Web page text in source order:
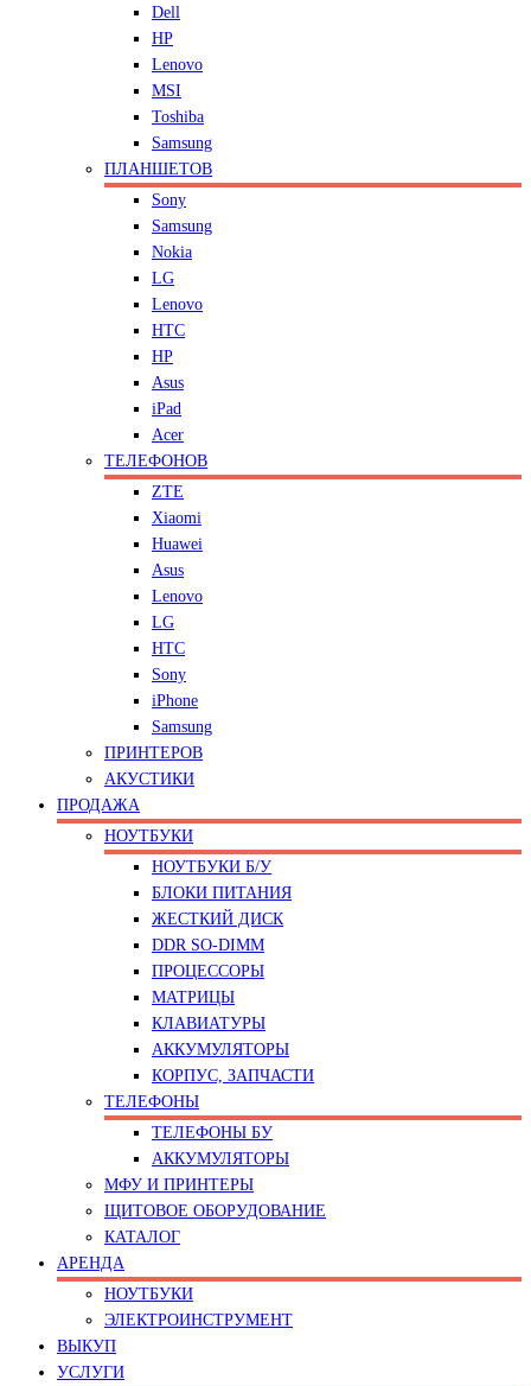
Dell
HP
Lenovo
MSI
Toshiba
Samsung
ПЛАНШЕТОВ
Sony
Samsung
Nokia
LG
Lenovo
HTC
HP
Asus
iPad
Acer
ТЕЛЕФОНОВ
ZTE
Xiaomi
Huawei
Asus
Lenovo
LG
HTC
Sony
iPhone
Samsung
ПРИНТЕРОВ
АКУСТИКИ
ПРОДАЖА
НОУТБУКИ
НОУТБУКИ Б/У
БЛОКИ ПИТАНИЯ
ЖЕСТКИЙ ДИСК
DDR SO-DIMM
ПРОЦЕССОРЫ
МАТРИЦЫ
КЛАВИАТУРЫ
АККУМУЛЯТОРЫ
КОРПУС, ЗАПЧАСТИ
ТЕЛЕФОНЫ
ТЕЛЕФОНЫ БУ
АККУМУЛЯТОРЫ
МФУ И ПРИНТЕРЫ
ЩИТОВОЕ ОБОРУДОВАНИЕ
КАТАЛОГ
АРЕНДА
НОУТБУКИ
ЭЛЕКТРОИНСТРУМЕНТ
ВЫКУП
УСЛУГИ